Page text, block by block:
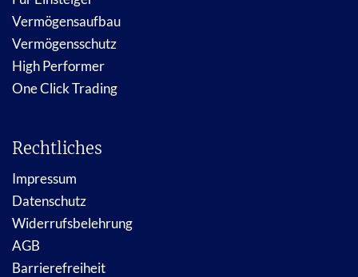
Vermögensaufbau
Vermögensschutz
High Performer
One Click Trading
Rechtliches
Impressum
Datenschutz
Widerrufsbelehrung
AGB
Barrierefreiheit